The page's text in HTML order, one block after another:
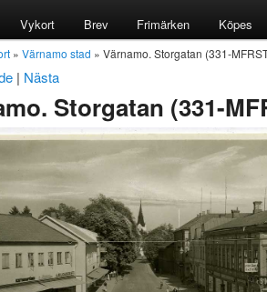
Vykort Brev Frimärken Köpes
» Värnamo stad » Värnamo. Storgatan (331-
| Nästa
Storgatan (331-